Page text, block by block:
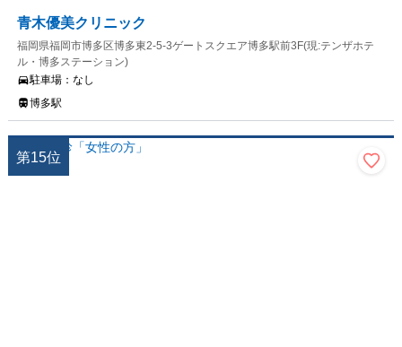
青木優美クリニック
福岡県福岡市博多区博多東2-5-3ゲートスクエア博多駅前3F(現:テンザホテ
ル・博多ステーション)
駐車場： なし
博多駅
第15位